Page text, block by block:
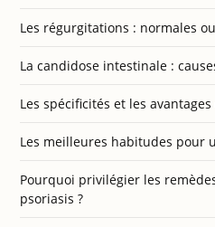
Les régurgitations : normales
La candidose intestinale :
Les spécificités et les
Les meilleures habitudes pour
Pourquoi privilégier les
psoriasis ?